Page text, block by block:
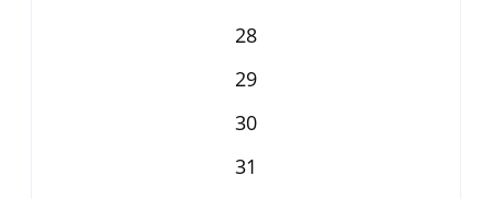
28
29
30
31